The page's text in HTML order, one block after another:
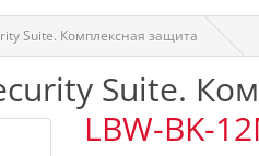
Suite. Комплексная защита
Suite.
LBW-BK-